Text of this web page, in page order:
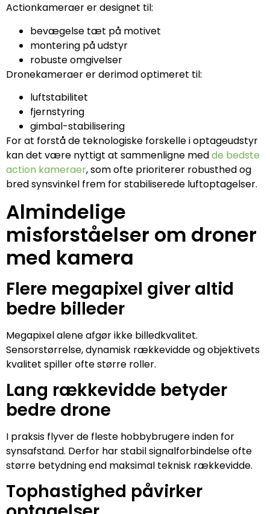
Actionkameraer er designet til:
bevægelse tæt på motivet
montering på udstyr
robuste omgivelser
Dronekameraer er derimod optimeret til:
luftstabilitet
fjernstyring
gimbal-stabilisering
For at forstå de teknologiske forskelle i optageudstyr
kan det være nyttigt at sammenligne medde bedste
action kameraer, som ofte prioriterer robusthed og
bred synsvinkel frem for stabiliserede luftoptagelser.
Almindelige
misforståelser om droner
med kamera
Flere megapixel giver altid
bedre billeder
Megapixel alene afgør ikke billedkvalitet.
Sensorstørrelse, dynamisk rækkevidde og objektivets
kvalitet spiller ofte større roller.
Lang rækkevidde betyder
bedre drone
I praksis flyver de fleste hobbybrugere inden for
synsafstand. Derfor har stabil signalforbindelse ofte
større betydning end maksimal teknisk rækkevidde.
Tophastighed påvirker